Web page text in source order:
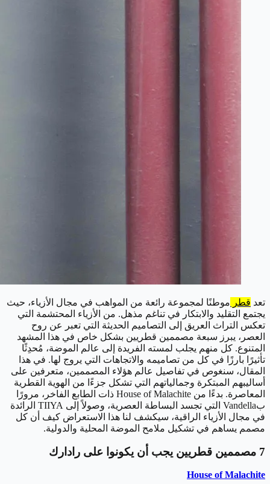
تعد قطر موطنًا لمجموعة رائعة من المواهب في مجال الأزياء، حيث
يجتمع التقليد والابتكار في تناغم مذهل. من الأزياء المحتشمة التي
تعكس التراث العريق إلى التصاميم الحديثة التي تعبر عن روح
العصر، يبرز سبعة مصممين قطريين بشكل خاص في هذا المشهد
المتنوع. كل منهم يجلب لمسته الفريدة إلى عالم الموضة، مُحدِثًا
تأثيرًا بارزًا في كل من تصاميمه والاتجاهات التي يروج لها. في هذا
المقال، سنغوص في تفاصيل عالم هؤلاء المصممين، متعرفين على
أساليبهم المبتكرة وجمالياتهم التي تشكل جزءًا من الهوية القطرية
المعاصرة. بدءًا من House of Malachite ذات الطابع الفاخر، مرورًا
بVandella التي تجسد البساطة العصرية، وصولاً إلى TIIYA الرائدة
في مجال الأزياء الراقية، سيكشف لنا هذا الاستعراض كيف أن كل
مصمم يساهم في تشكيل ملامح الموضة المحلية والدولية.
7 مصممين قطريين يجب أن يكونوا على رادارك
House of Malachite